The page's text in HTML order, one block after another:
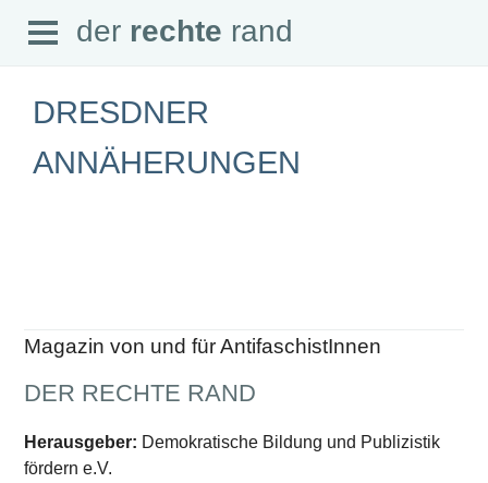
der rechte rand
Abonnement
Downloads
Datenschutz
SCHWERPUNKTE
Schwerpunkte Übersicht
Open
Menu
der rechte rand
DRESDNER
ANNÄHERUNGEN
Magazin von und für AntifaschistInnen
DER RECHTE RAND
Herausgeber: Demokratische Bildung und Publizistik
fördern e.V.